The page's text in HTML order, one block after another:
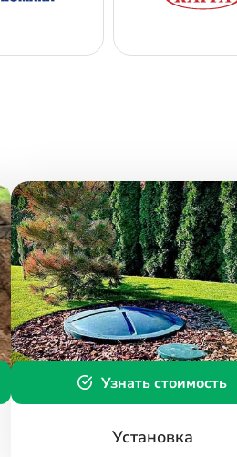
Узнать стоимость
Установка